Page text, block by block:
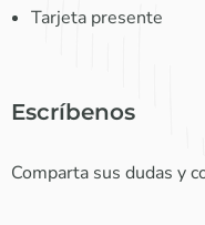
Tarjeta presente
Escríbenos
Comparta sus dudas y